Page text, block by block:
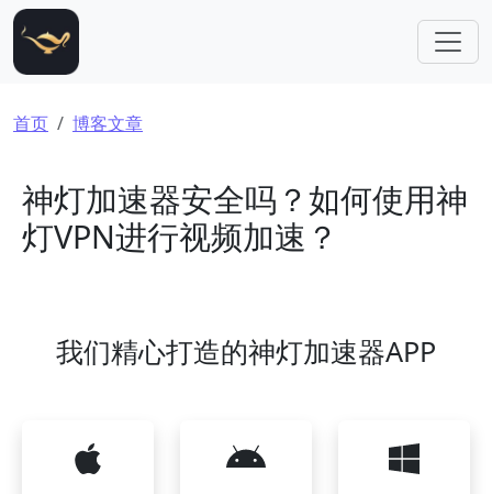
跳转到主要内容
面包屑
首页 博客文章
神灯加速器安全吗？如何使用神
灯VPN进行视频加速？
我们精心打造的神灯加速器APP